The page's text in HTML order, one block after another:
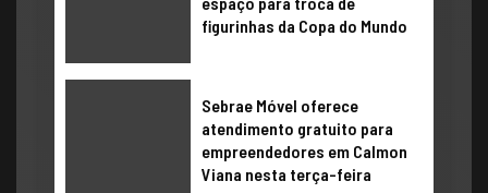
figurinhas da Copa do Mundo
Sebrae Móvel oferece
atendimento gratuito para
empreendedores em Calmon
Viana nesta terça-feira